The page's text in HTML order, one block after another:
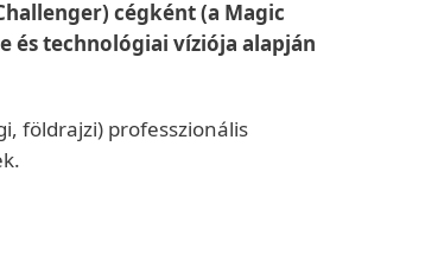
cégként (a Magic
és technológiai víziója alapján
földrajzi) professzionális